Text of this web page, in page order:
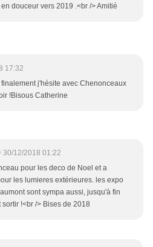
douceur vers 2019 .<br /> Amitié
17:32
j'hésite avec Chenonceaux
!Bisous Catherine
30/12/2018 01:22
pour les deco de Noel et a
les lumieres extérieures. les expo
sont sympa aussi, jusqu'à fin
sortir !<br /> Bises de 2018